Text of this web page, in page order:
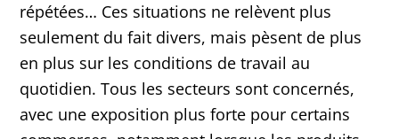
répétées… Ces situations ne relèvent plus
seulement du fait divers, mais pèsent de plus
en plus sur les conditions de travail au
quotidien. Tous les secteurs sont concernés,
avec une exposition plus forte pour certains